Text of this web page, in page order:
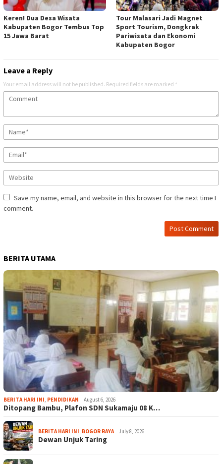
Keren! Dua Desa Wisata
Kabupaten Bogor Tembus Top
15 Jawa Barat
Tour Malasari Jadi Magnet
Sport Tourism, Dongkrak
Pariwisata dan Ekonomi
Kabupaten Bogor
Leave a Reply
Your email address will not be published. Required fields are marked *
Save my name, email, and website in this browser for the next time I
comment.
BERITA UTAMA
BERITA HARI INI, PENDIDIKAN August 6, 2026
Ditopang Bambu, Plafon SDN Sukamaju 08 K…
BERITA HARI INI, BOGOR RAYA July 8, 2026
Dewan Unjuk Taring